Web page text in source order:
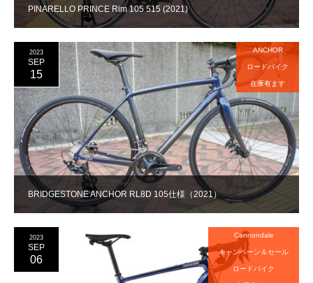
PINARELLO PRINCE Rim 105 515 (2021)
BRIDGESTONE ANCHOR RL8D 105仕様（2021）
2023
SEP
15
ANCHOR
ロードバイク
在庫有ます
2023
SEP
06
Cannondale
キャンペーン＆セール
ロードバイク